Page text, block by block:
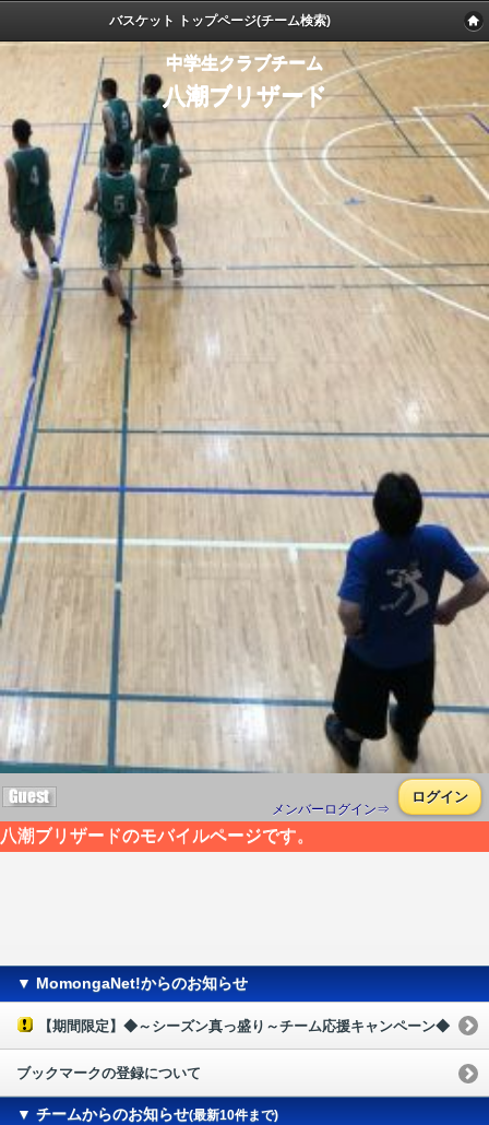
バスケット トップページ(チーム検索)
中学生クラブチーム
八潮ブリザード
メンバーログイン⇒
ログイン
八潮ブリザードのモバイルページです。
▼ MomongaNet!からのお知らせ
【期間限定】◆～シーズン真っ盛り～チーム応援キャンペーン◆
ブックマークの登録について
▼ チームからのお知らせ(最新10件まで)